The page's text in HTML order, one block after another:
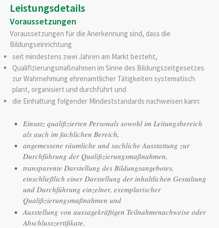
Leistungsdetails
Voraussetzungen
Voraussetzungen für die Anerkennung sind, dass die
Bildungseinrichtung
seit mindestens zwei Jahren am Markt besteht,
Qualifizierungsmaßnahmen im Sinne des Bildungszeitgesetzes
zur Wahrnehmung ehrenamtlicher Tätigkeiten systematisch
plant, organisiert und durchführt und
die Einhaltung folgender Mindeststandards nachweisen kann:
Einsatz qualifizierten Personals sowohl im Leitungsbereich
als auch im fachlichen Bereich,
angemessene räumliche und sachliche Ausstattung zur
Durchführung der Qualifizierungsmaßnahmen,
transparente Darstellung des Bildungsangebotes,
einschließlich einer Darstellung der inhaltlichen Gestaltung
und Durchführung einzelner, exemplarischer
Qualifizierungsmaßnahmen und
Ausstellung von aussagekräftigen Teilnahmenachweise oder
Abschlusszertifikate.